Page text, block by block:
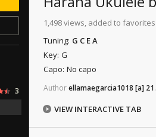
1,498 views, added to
Tuning: G C E A
Key: G
Capo: No capo
Authorellamaegarcia1018 [a] 21.
VIEW INTERACTIVE TAB
3